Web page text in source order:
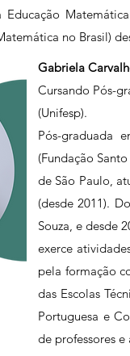
no Brasil)
Gabriela
Cursando Pós-
(Unifesp).
Pós-graduada
(Fundação
de São Paulo,
(desde 2011).
Souza, e desde
exerce
pela formação
das Escolas
Portuguesa e
de professores e